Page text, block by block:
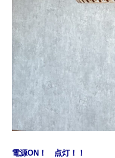
電源ON！ 点灯！！